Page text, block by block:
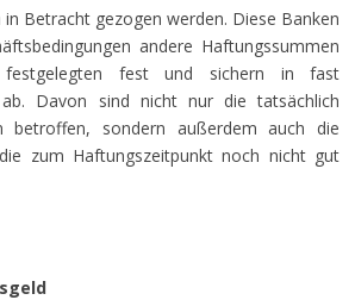
in Betracht gezogen werden. Diese Banken
andere Haftungssummen
fest und sichern in fast
Davon sind nicht nur die tatsächlich
betroffen, sondern außerdem auch die
zum Haftungszeitpunkt noch nicht gut